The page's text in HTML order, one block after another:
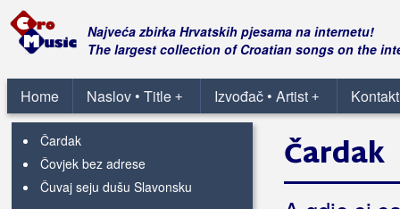
Najveća zbirka Hrvatskih pjesama na internetu!
The largest collection of Croatian songs on the
Home +
Naslov • Title +
Izvođač • Artist
Zbog tebe sam sve izgubio
Zbog tebe sam to što jesam
Špenzle
Što sam Bogu skrivio
Čardak
Čovjek bez adrese
Čuvaj seju dušu Slavonsku
Čardak